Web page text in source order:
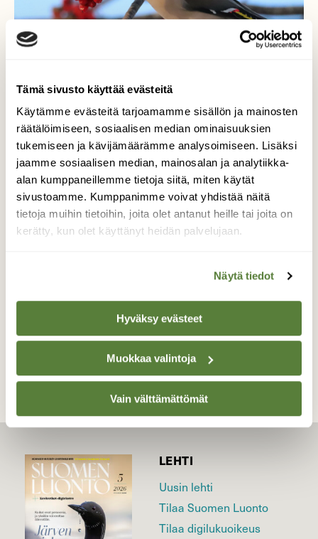
Tämä sivusto käyttää evästeitä
Käytämme evästeitä tarjoamamme sisällön ja mainosten
räätälöimiseen, sosiaalisen median ominaisuuksien
tukemiseen ja kävijämäärämme analysoimiseen. Lisäksi
jaamme sosiaalisen median, mainosalan ja analytiikka-
alan kumppaneillemme tietoja siitä, miten käytät
sivustoamme. Kumppanimme voivat yhdistää näitä
tietoja muihin tietoihin, joita olet antanut heille tai joita on
kerätty, kun olet käyttänyt heidän palvelujaan.
Näytä tiedot
Hyväksy evästeet
Muokkaa valintoja
Vain välttämättömät
Vuoden eka päivä toi
valtavat tilhiparvet
syömään puistojen ja teiden varsien vielä
runsaat pihlajanmarjavarastot
TAKAISIN LISTAAN
LEHTI
Uusin lehti
Tilaa Suomen Luonto
Tilaa digilukuoikeus